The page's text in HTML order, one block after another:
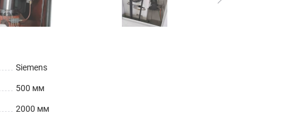
Siemens
500 мм
2000 мм